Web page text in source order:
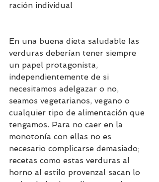
ración individual
En una buena dieta saludable las
verduras deberían tener siempre
un papel protagonista,
independientemente de si
necesitamos adelgazar o no,
seamos vegetarianos, vegano o
cualquier tipo de alimentación que
tengamos. Para no caer en la
monotonía con ellas no es
necesario complicarse demasiado;
recetas como estas verduras al
horno al estilo provenzal sacan lo